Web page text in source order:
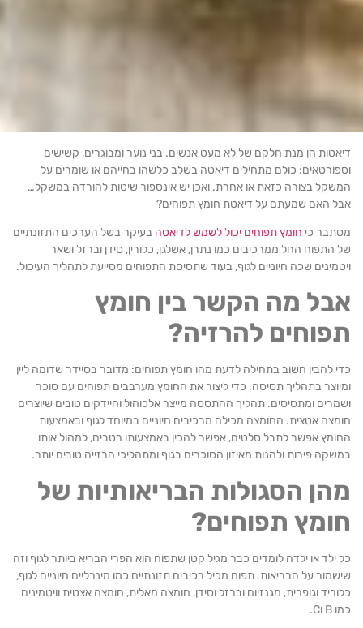
הן מנת חלקם של לא מעט אנשים. בני נוער ומבוגרים, קשישים
כולם מתחילים דיאטה בשלב כלשהו בחייהם או שומרים על
בצורה כזאת או אחרת. ואכן יש אינספור שיטות להורדה במשקל…
האם שמעתם על דיאטת חומץ תפוחים?
כיחומץ תפוחים יכול לשמש לדיאטהבעיקר בשל הערכים התזונתיים
התפוח החל ממרכיבים כמו נתרן, אשלגן, כלורין, סידן וברזל ושאר
שכה חיוניים לגוף, בעוד שתסיסת התפוחים מסייעת לתהליך העיכול.
מה הקשר בין חומץ
להרזיה?
להבין חשוב בתחילה לדעת מהו חומץ תפוחים: מדובר בסיידר שדומה ליין
בתהליך תסיסה. כדי ליצור את החומץ מערבבים תפוחים עם סוכר
ומתסיסים. תהליך ההתססה מייצר אלכוהול וחיידקים טובים שיוצרים
אטצית. החומצה מכילה מרכיבים חיוניים במיוחד לגוף ובאמצעות
אפשר לתבל סלטים, אפשר להכין באמצעותו רטבים, למהול אותו
פירות ולהנות מאיזון הסוכרים בגוף ומתהליכי הרזייה טובים יותר.
הסגולות הבריאותיות של
תפוחים?
ילד או ילדה לומדים כבר מגיל קטן שתפוח הוא הפרי הבריא ביותר לגוף וזה
על הבריאות. תפוח מכיל רכיבים תזונתיים כמו מינרליים חיוניים לגוף,
וגופרית, מגנזיום וברזל וסידן, חומצה מאלית, חומצה אצטית וויטמינים